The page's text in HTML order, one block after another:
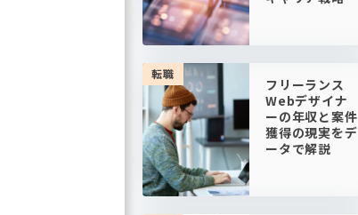
転職
フリーランス
Webデザイナ
ーの年収と案件
獲得の現実をデ
ータで解説